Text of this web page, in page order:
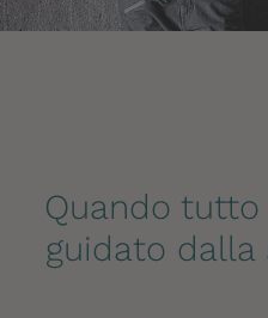
Quando
guidato dalla